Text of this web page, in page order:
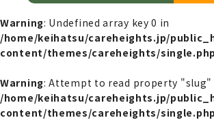
Warning: Undefined array key 0 in
/home/keihatsu/careheights.jp/
content/themes/careheights/single.php
Warning: Attempt to read property "slug"
/home/keihatsu/careheights.jp/
content/themes/careheights/single.php